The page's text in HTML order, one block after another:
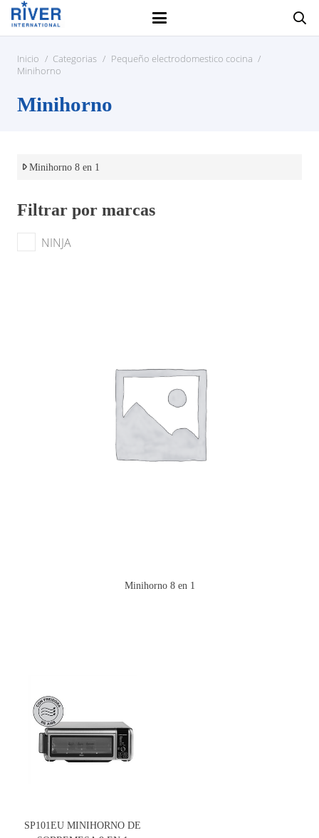
Inicio / Categorias / Pequeño electrodomestico cocina /
Minihorno
Minihorno
Minihorno 8 en 1
Filtrar por marcas
NINJA
Minihorno 8 en 1
SP101EU MINIHORNO DE